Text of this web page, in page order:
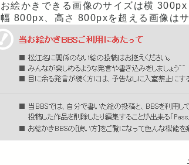
お絵かきできる画像のサイズは横
幅 800px、高さ 800pxを超える画像は